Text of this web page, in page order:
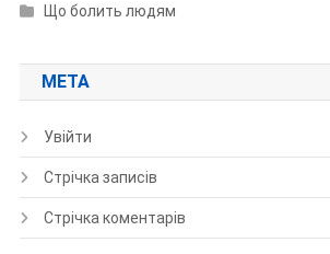
Що болить людям
МЕТА
Увійти
Стрічка записів
Стрічка коментарів